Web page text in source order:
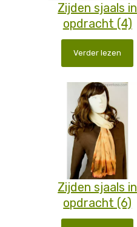
Zijden sjaals in
opdracht (4)
Verder lezen
Zijden sjaals in
opdracht (6)